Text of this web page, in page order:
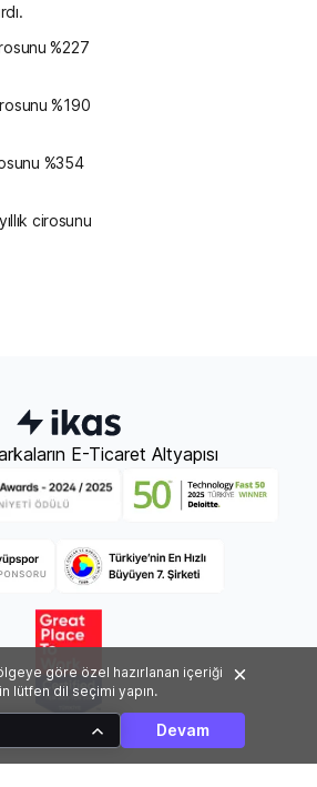
göre özel hazırlanan içeriği
lütfen dil seçimi yapın.
Devam
%227
%190
%354
cirosunu
E-Ticaret Altyapısı